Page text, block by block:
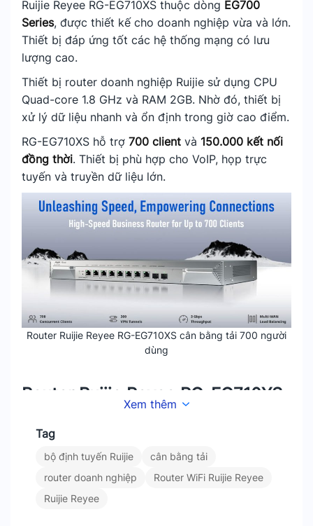
Ruijie Reyee RG-EG710XS thuộc dòng EG700
Series, được thiết kế cho doanh nghiệp vừa và lớn.
Thiết bị đáp ứng tốt các hệ thống mạng có lưu
lượng cao.
Thiết bị router doanh nghiệp Ruijie sử dụng CPU
Quad-core 1.8 GHz và RAM 2GB. Nhờ đó, thiết bị
xử lý dữ liệu nhanh và ổn định trong giờ cao điểm.
RG-EG710XS hỗ trợ 700 client và 150.000 kết nối
đồng thời. Thiết bị phù hợp cho VoIP, họp trực
tuyến và truyền dữ liệu lớn.
Router Ruijie Reyee RG-EG710XS cân bằng tải 700 người
dùng
Router Ruijie Reyee RG-EG710XS
Dạng
Thiết bị router doanh nghiệp Ruijie được trang bị
10 cổng mạngtốc độ cao, phù hợp nhiều mô hình
Xem thêm
Tag
bộ định tuyến Ruijie
cân bằng tải
router doanh nghiệp
Router WiFi Ruijie Reyee
Ruijie Reyee